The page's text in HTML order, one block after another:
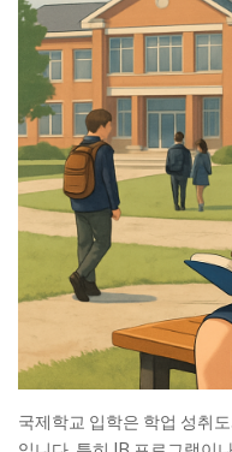
국제학교 입학은 학업 성취